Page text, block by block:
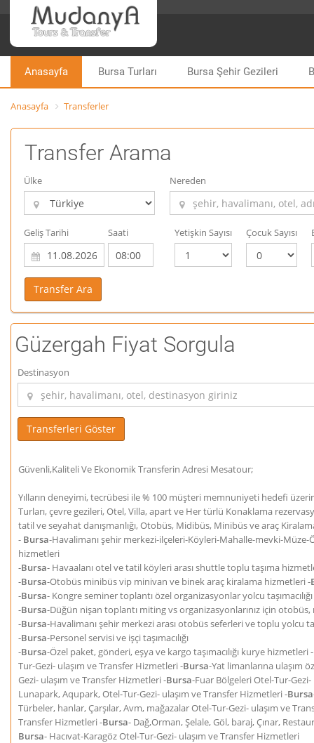
Anasayfa Bursa Turları Bursa Şehir Gezileri
Anasayfa Transferler
Transfer Arama
Ülke Nereden
Geliş Tarihi Saati Yetişkin Sayısı Çocuk Sayısı
Güzergah Fiyat Sorgula
Destinasyon
Güvenli,Kaliteli Ve Ekonomik Transferin Adresi Mesatour;
Yılların deneyimi, tecrübesi ile % 100 müşteri memnuniyeti hedefi
Turları, çevre gezileri, Otel, Villa, apart ve Her türlü Konaklama
tatil ve seyahat danışmanlığı, Otobüs, Midibüs, Minibüs ve araç
- Bursa-Havalimanı şehir merkezi-ilçeleri-Köyleri-Mahalle-mevki-
hizmetleri
-Bursa- Havaalanı otel ve tatil köyleri arası shuttle toplu taşıma
-Bursa-Otobüs minibüs vip minivan ve binek araç kiralama hizmetleri -
-Bursa- Kongre seminer toplantı özel organizasyonlar yolcu taşımacılığı
-Bursa-Düğün nişan toplantı miting vs organizasyonlarınız için
-Bursa-Havalimanı şehir merkezi arası otobüs seferleri ve toplu yolcu
-Bursa-Personel servisi ve işçi taşımacılığı
-Bursa-Özel paket, gönderi, eşya ve kargo taşımacılığı kurye hizmetleri -
Tur-Gezi- ulaşım ve Transfer Hizmetleri -Bursa-Yat limanlarına ulaşım
Gezi- ulaşım ve Transfer Hizmetleri -Bursa-Fuar Bölgeleri Otel-Tur-
Lunapark, Aqupark, Otel-Tur-Gezi- ulaşım ve Transfer Hizmetleri -Bursa
Türbeler, hanlar, Çarşılar, Avm, mağazalar Otel-Tur-Gezi- ulaşım ve
Transfer Hizmetleri -Bursa- Dağ,Orman, Şelale, Göl, baraj, Çınar,
Bursa- Hacıvat-Karagöz Otel-Tur-Gezi- ulaşım ve Transfer Hizmetleri